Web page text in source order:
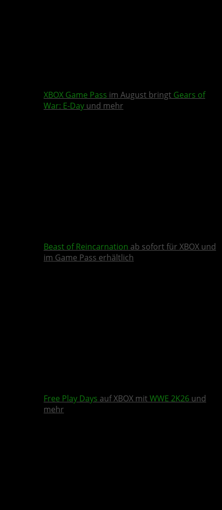
XBOX Game Pass im August bringt Gears of
War: E-Day und mehr
Beast of Reincarnation ab sofort für XBOX und
im Game Pass erhältlich
Free Play Days auf XBOX mit WWE 2K26 und
mehr